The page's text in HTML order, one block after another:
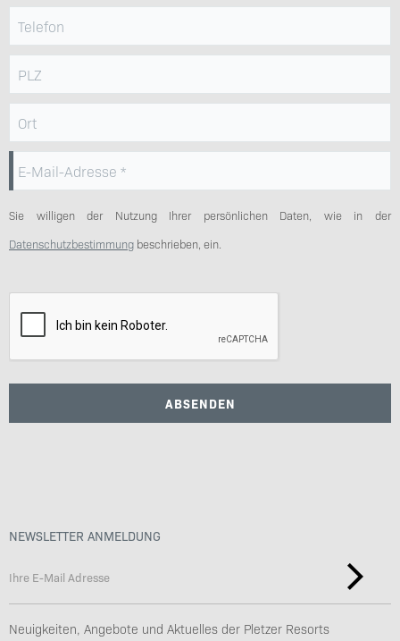
Telefon
PLZ
Ort
E-Mail-Adresse
Sie willigen der Nutzung Ihrer persönlichen Daten, wie in der
Datenschutzbestimmung beschrieben, ein.
ABSENDEN
NEWSLETTER ANMELDUNG
Neuigkeiten, Angebote und Aktuelles der Pletzer Resorts